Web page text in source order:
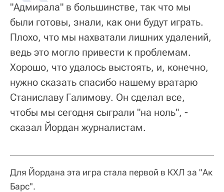
"Адмирала" в большинстве, так что мы
были готовы, знали, как они будут играть.
Плохо, что мы нахватали лишних удалений,
ведь это могло привести к проблемам.
Хорошо, что удалось выстоять, и, конечно,
нужно сказать спасибо нашему вратарю
Станиславу Галимову. Он сделал все,
чтобы мы сегодня сыграли "на ноль", -
сказал Йордан журналистам.
Для Йордана эта игра стала первой в КХЛ за "Ак
Барс".